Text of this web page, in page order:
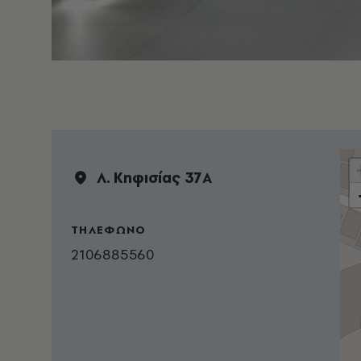
Λ. Κηφισίας 37A
ΤΗΛΕΦΩΝΟ
2106885560